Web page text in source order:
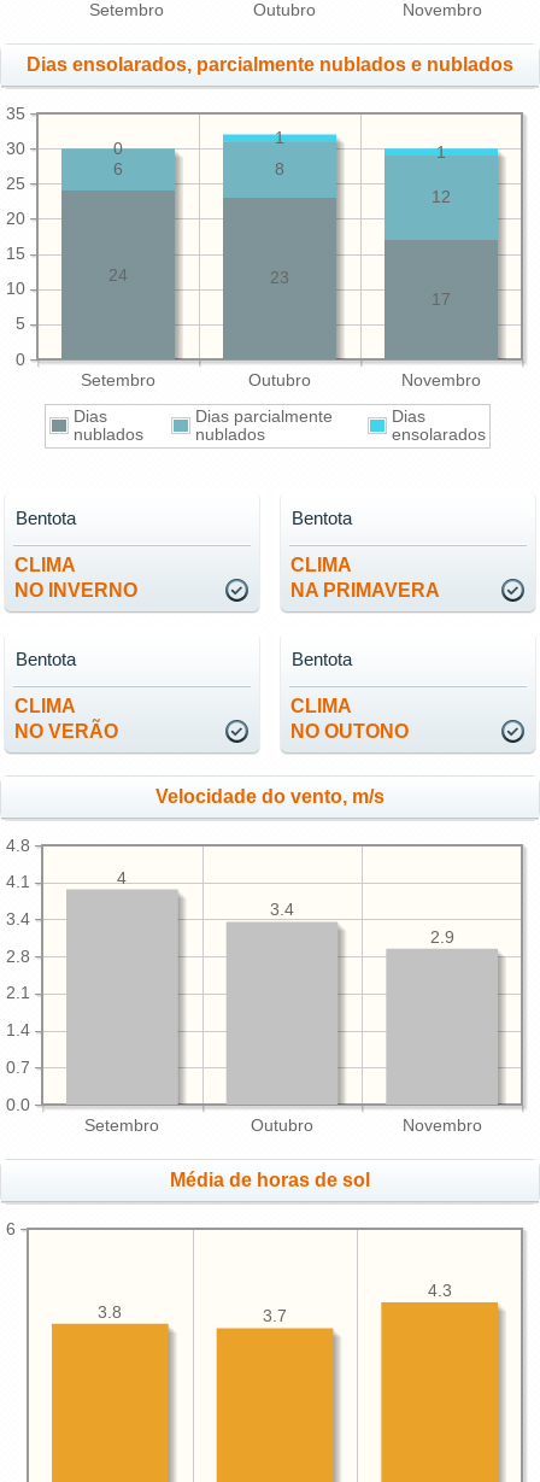
Setembro Outubro Novembro
Dias ensolarados, parcialmente nublados e nublados
Setembro Outubro Novembro
0
5
10
15
20
25
30
35
17
23
24
12
8
6
1
1
0
Dias
nublados
Dias parcialmente
nublados
Dias
ensolarados
CLIMA
NO INVERNO
Bentota
CLIMA
NA PRIMAVERA
Bentota
CLIMA
NO VERÃO
Bentota
CLIMA
NO OUTONO
Bentota
Velocidade do vento, m/s
Setembro Outubro Novembro
0.0
0.7
1.4
2.1
2.8
3.4
4.1
4.8
2.9
3.4
4
Média de horas de sol
6
4.3
3.7
3.8